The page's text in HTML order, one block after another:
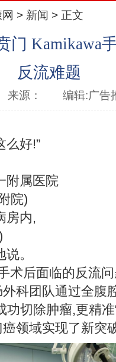
> 新闻 > 正文
门 Kamikawa
反流难题
来源： 编辑:广告
么好!”
附属医院
院)
房内,
。
术后面临的反流
科团队通过全腹
切除肿瘤,更精
领域实现了新突